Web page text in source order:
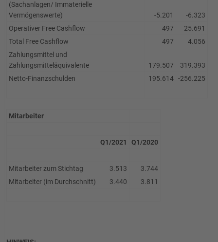
(Sachanlagen/ Immaterielle
Vermögenswerte)
-5.201
-6.323
Operativer Free Cashflow
497
25.691
Total Free Cashflow
497
4.056
Zahlungsmittel und
Zahlungsmitteläquivalente
179.507
319.393
Netto-Finanzschulden
195.614 -256.225
Mitarbeiter
Q1/2021 Q1/2020
Mitarbeiter zum Stichtag 3.513
3.744
Mitarbeiter (im Durchschnitt)
3.440 3.811